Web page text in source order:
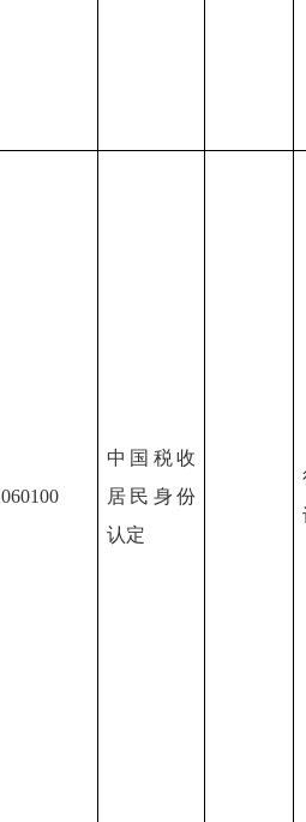
060100
中国税收
居民身份
认定